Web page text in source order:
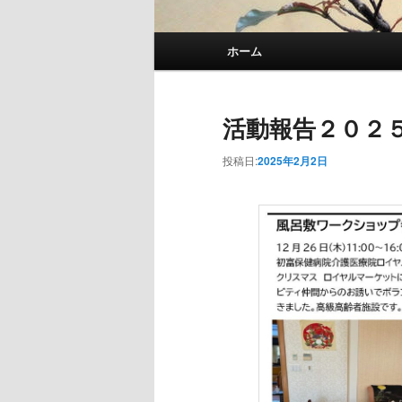
メインコンテンツへ移動
サブコンテンツへ移動
ホーム
活動報告２０２
投稿日:2025年2月2日